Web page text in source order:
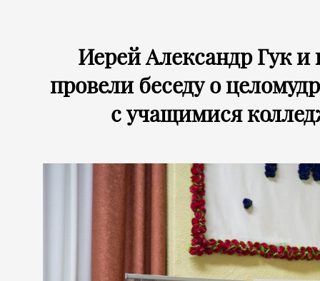
Иерей Александр Гук
провели беседу о
с учащимися